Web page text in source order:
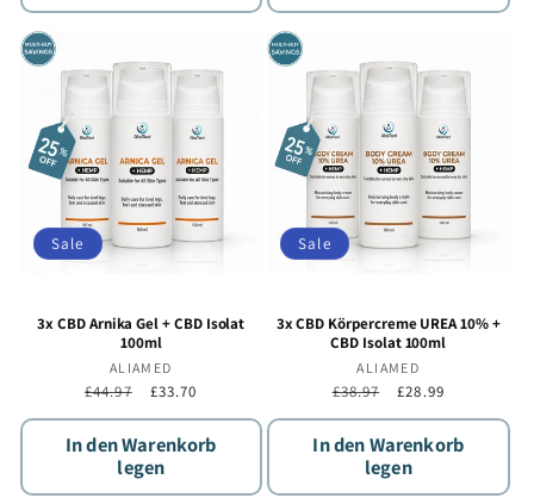
Sale
3x CBD Arnika Gel + CBD Isolat
100ml
ALIAMED
Normaler
£44.97 Verkaufspreis
£33.70
In den Warenkorb
legen
Sale
3x CBD Körpercreme UREA 10% +
CBD Isolat 100ml
ALIAMED
Normaler
£38.97 Verkaufspreis
£28.99
In den Warenkorb
legen